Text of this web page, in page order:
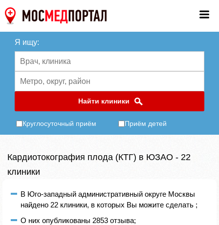
Я ищу:
Найти клиники
Круглосуточный приём Приём детей
Кардиотокография плода (КТГ) в ЮЗАО - 22
клиники
В Юго-западный административный округе Москвы
найдено 22 клиники, в которых Вы можите сделать ;
О них опубликованы 2853 отзыва;